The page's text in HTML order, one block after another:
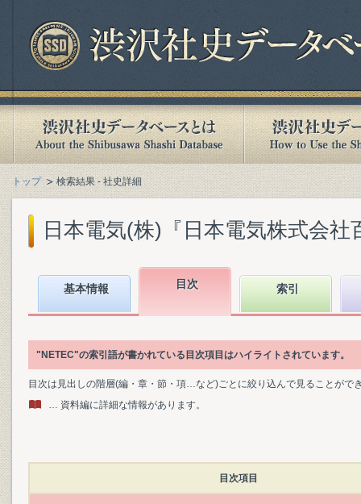
トップ 検索結果 - 社史詳細
日本電気(株)『日本電気株式会社
基本情報 目次 索引
"NETEC"の索引語が書かれている目次項目はハイライトされています。
目次は見出しの階層(編・章・節・項…など)ごとに絞り込んで見ることがで
… 資料編に詳細な情報があります。
目次項目